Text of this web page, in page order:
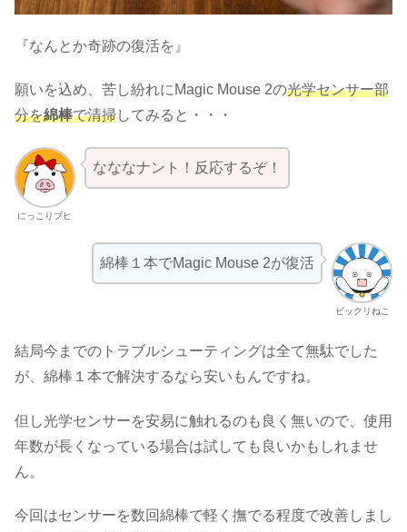
『なんとか奇跡の復活を』
願いを込め、苦し紛れにMagic Mouse 2の光学センサー部
分を綿棒で清掃してみると・・・
にっこりブヒ
なななナント！反応するぞ！
ビックリねこ
綿棒１本でMagic Mouse 2が復活
結局今までのトラブルシューティングは全て無駄でした
が、綿棒１本で解決するなら安いもんですね。
但し光学センサーを安易に触れるのも良く無いので、使用
年数が長くなっている場合は試しても良いかもしれませ
ん。
今回はセンサーを数回綿棒で軽く撫でる程度で改善しまし